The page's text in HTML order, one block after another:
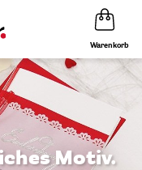
Warenkorb
Motiv.